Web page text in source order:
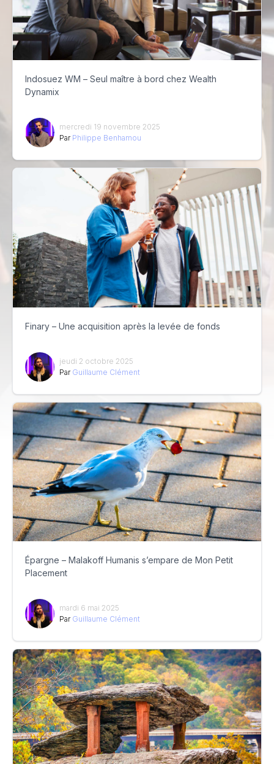
Indosuez WM – Seul maître à bord chez Wealth
Dynamix
mercredi 19 novembre 2025
Par Philippe Benhamou
Finary – Une acquisition après la levée de fonds
jeudi 2 octobre 2025
Par Guillaume Clément
Épargne – Malakoff Humanis s’empare de Mon Petit
Placement
mardi 6 mai 2025
Par Guillaume Clément